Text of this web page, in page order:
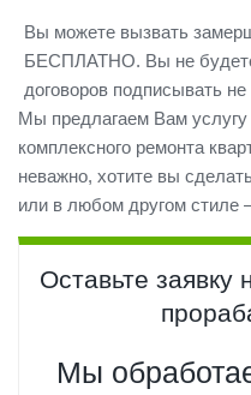
Вы можете вызвать
БЕСПЛАТНО. Вы не
договоров подписывать
Мы предлагаем Вам
комплексного ремонта
неважно, хотите вы
или в любом другом стиле
Оставьте
Мы